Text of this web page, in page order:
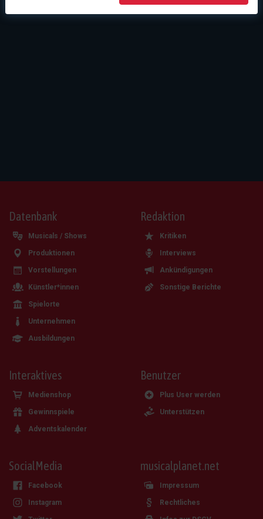
Datenbank
Musicals / Shows
Produktionen
Vorstellungen
Künstler*innen
Spielorte
Unternehmen
Ausbildungen
Redaktion
Kritiken
Interviews
Ankündigungen
Sonstige Berichte
Interaktives
Medienshop
Gewinnspiele
Adventskalender
Benutzer
Plus User werden
Unterstützen
SocialMedia
Facebook
Instagram
musicalplanet.net
Impressum
Rechtliches